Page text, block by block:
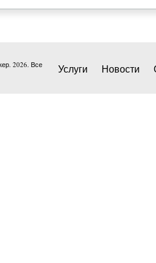
2026. Все
Услуги Новости